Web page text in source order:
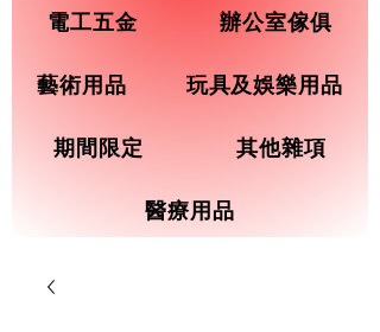
電工五金 辦公室傢俱
藝術用品 玩具及娛樂用品
期間限定 其他雜項
醫療用品